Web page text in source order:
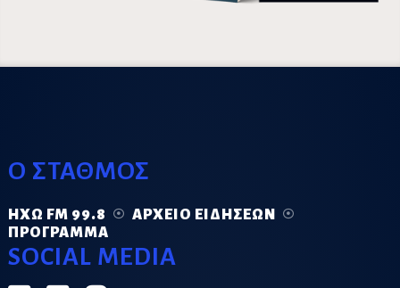
Ο ΣΤΑΘΜΟΣ
ΗΧΏ FM 99.8
ΑΡΧΕΊΟ ΕΙΔΉΣΕΩΝ
ΠΡΌΓΡΑΜΜΑ
SOCIAL MEDIA